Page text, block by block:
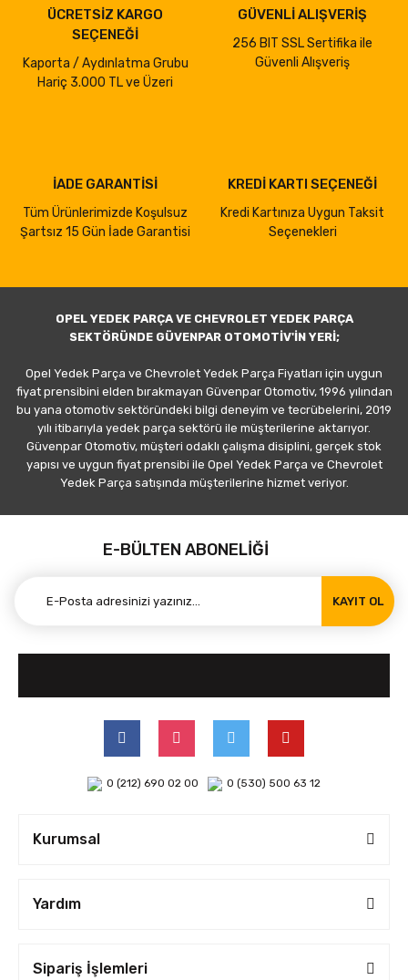
ÜCRETSİZ KARGO
SEÇENEĞİ
Kaporta / Aydınlatma Grubu
Hariç 3.000 TL ve Üzeri
GÜVENLİ ALIŞVERİŞ
256 BIT SSL Sertifika ile
Güvenli Alışveriş
İADE GARANTİSİ
Tüm Ürünlerimizde Koşulsuz
Şartsız 15 Gün İade Garantisi
KREDİ KARTI SEÇENEĞİ
Kredi Kartınıza Uygun Taksit
Seçenekleri
OPEL YEDEK PARÇA VE CHEVROLET YEDEK PARÇA
SEKTÖRÜNDE GÜVENPAR OTOMOTİV'İN YERİ;
Opel Yedek Parça ve Chevrolet Yedek Parça Fiyatları için uygun
fiyat prensibini elden bırakmayan Güvenpar Otomotiv, 1996 yılından
bu yana otomotiv sektöründeki bilgi deneyim ve tecrübelerini, 2019
yılı itibarıyla yedek parça sektörü ile müşterilerine aktarıyor.
Güvenpar Otomotiv, müşteri odaklı çalışma disiplini, gerçek stok
yapısı ve uygun fiyat prensibi ile Opel Yedek Parça ve Chevrolet
Yedek Parça satışında müşterilerine hizmet veriyor.
E-BÜLTEN ABONELİĞİ
KAYIT OL
0 (212) 690 02 00 0 (530) 500 63 12
Kurumsal
Yardım
Sipariş İşlemleri